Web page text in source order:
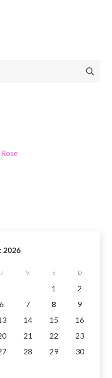
2026
J V S D
1
2
6 7 8
9
14 15
16
21 22
23
28 29
30